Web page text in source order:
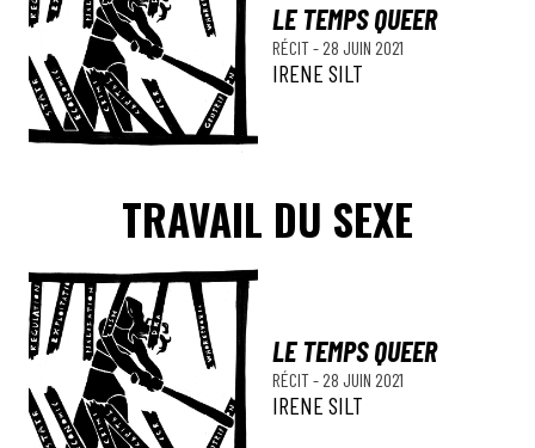
LE TEMPS QUEER
RÉCIT- 28 JUIN 2021
IRENE SILT
TRAVAIL DU SEXE
LE TEMPS QUEER
RÉCIT- 28 JUIN 2021
IRENE SILT